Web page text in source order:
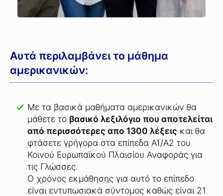
Αυτά περιλαμβάνει το μάθημα
αμερικανικών:
Με τα βασικά μαθήματα αμερικανικών θα
μάθετε το βασικό λεξιλόγιο που αποτελείται
από περισσότερες απο 1300 λέξεις και θα
φτάσετε γρήγορα στα επίπεδα A1/A2 του
Κοινού Ευρωπαϊκού Πλαισίου Αναφοράς για
τις Γλώσσες.
Ο χρόνος εκμάθησης για αυτό το επίπεδο
είναι εντυπωσιακά σύντομος καθώς είναι 21